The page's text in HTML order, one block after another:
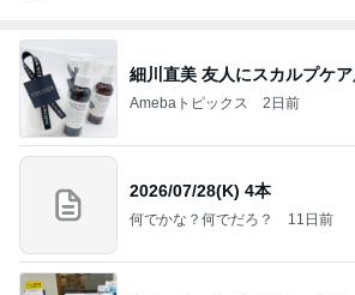
細川直美 友人にスカルプケ
Amebaトピックス 2日前
2026/07/28(K) 4本
何でかな？何でだろ？ 11日前